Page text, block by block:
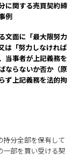
に関する売買契約締
例
文面に「最大限努力
は「努力しなければ
当事者が上記義務を
ならないか否か（原
ず上記義務を法的拘
分全部を保有して
一部を買い受ける契